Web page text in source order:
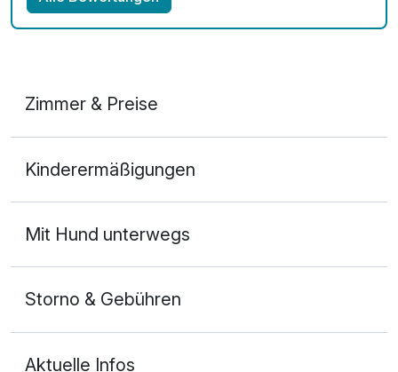
Zimmer & Preise
2 Erwachsene und 1 Kind
Kinderermäßigungen
Mit Hund unterwegs
Storno & Gebühren
Aktuelle Infos